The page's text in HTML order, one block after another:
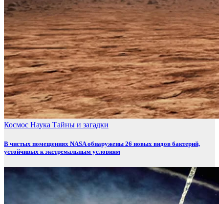
Космос Наука Тайны и загадки
В чистых помещениях NASA обнаружены 26 новых видов бактерий,
устойчивых к экстремальным условиям